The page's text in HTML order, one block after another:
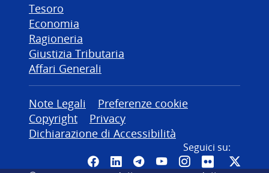
Tesoro
Economia
Ragioneria
Giustizia Tributaria
Affari Generali
Altre informazioni
Note Legali
Preferenze cookie
Copyright
Privacy
Dichiarazione di Accessibilità
Seguici su:
Pagina Facebook del MEF -
Canale LinkedIn del MEF
Canale Telegram del
Canale YouTube del
CanaleCanale